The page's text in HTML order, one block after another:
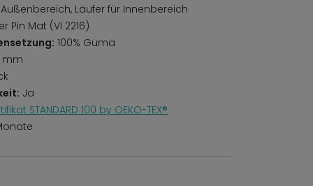
Läufer für Innenbereich
Pin Mat (VI 2216)
100% Guma
mm
Ja
STANDARD 100 by OEKO-TEX®